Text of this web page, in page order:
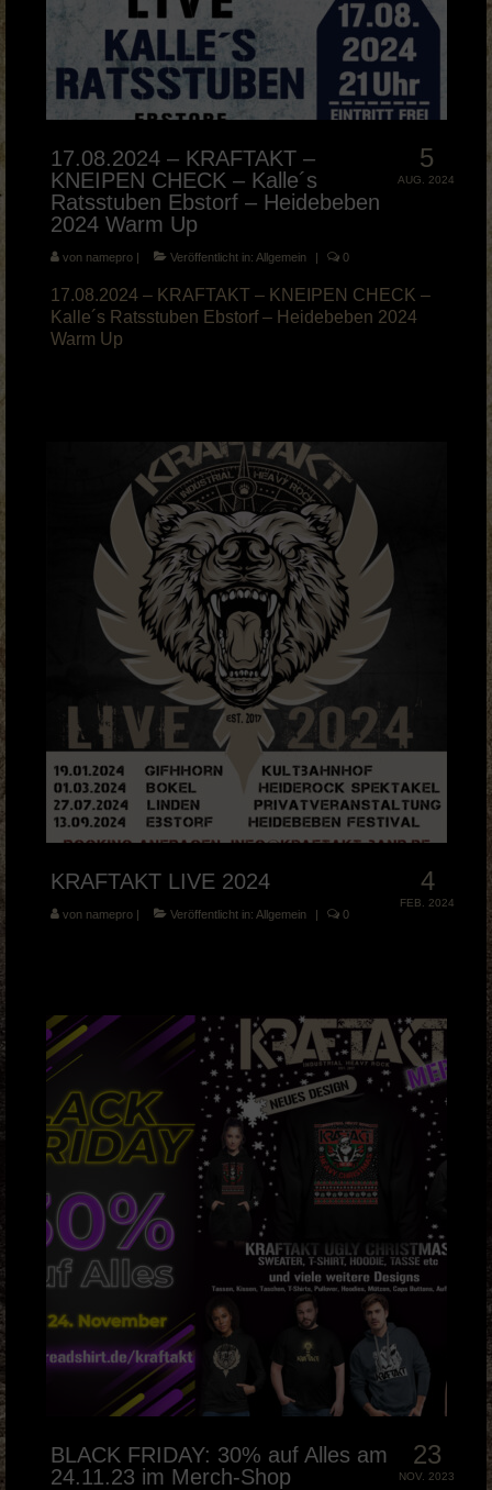
5
AUG. 2024
17.08.2024 – KRAFTAKT –
KNEIPEN CHECK – Kalle´s
Ratsstuben Ebstorf – Heidebeben
2024 Warm Up
von namepro | Veröffentlicht in: Allgemein | 0
17.08.2024 – KRAFTAKT – KNEIPEN CHECK –
Kalle´s Ratsstuben Ebstorf – Heidebeben 2024
Warm Up
4
FEB. 2024
KRAFTAKT LIVE 2024
von namepro | Veröffentlicht in: Allgemein | 0
23
NOV. 2023
BLACK FRIDAY: 30% auf Alles am
24.11.23 im Merch-Shop